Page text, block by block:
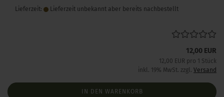
Lieferzeit: Lieferzeit unbekannt aber bereits nachbestellt
12,00 EUR
12,00 EUR pro 1 Stück
inkl. 19% MwSt. zzgl. Versand
IN DEN WARENKORB